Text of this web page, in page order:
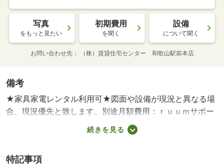
写真
をもっと見たい
初期費用
を聞く
設備
について聞く
お問い合わせ先 （株）賃貸住宅センター 和歌山駅前本店
備考
★家具家電レンタル利用可★図面や設備が現況と異なる場
合、現況優先と致します。別途月額費用：ｒｕｕｍサポー
ト１，９８０円、町費３００円契約満了日翌日以降の家賃
は月額５．６万円・賃貸保証等：加入要（保証委託料 契
２％・２．５％・５．５％いずれか必要。）・鍵交換代：
続きを見る
特記事項